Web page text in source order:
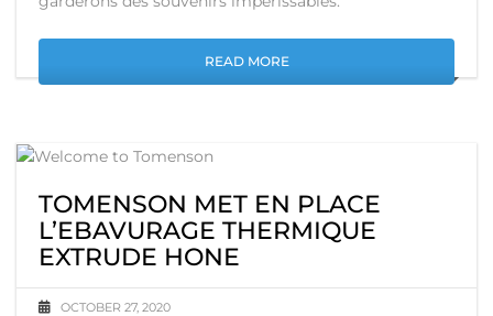
READ MORE
TOMENSON MET EN PLACE
L’EBAVURAGE THERMIQUE
EXTRUDE HONE
OCTOBER 27, 2020